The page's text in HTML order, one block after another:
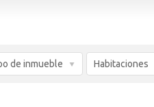
de inmueble Habitaciones